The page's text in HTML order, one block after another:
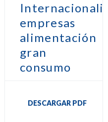
empresas
alimentación
gran
consumo
DESCARGAR PDF